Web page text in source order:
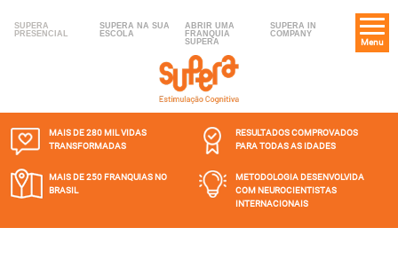
SUPERA
PRESENCIAL
SUPERA NA SUA
ESCOLA
ABRIR UMA
FRANQUIA
SUPERA
SUPERA IN
COMPANY
Menu
MAIS DE 280 MILVIDAS
TRANSFORMADAS
RESULTADOS COMPROVADOS
PARA TODAS AS IDADES
MAIS DE 250 FRANQUIASNO
BRASIL
METODOLOGIA DESENVOLVIDA
COM NEUROCIENTISTAS
INTERNACIONAIS